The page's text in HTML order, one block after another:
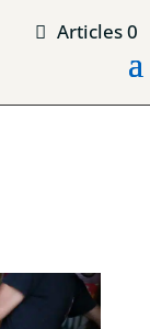
Articles 0